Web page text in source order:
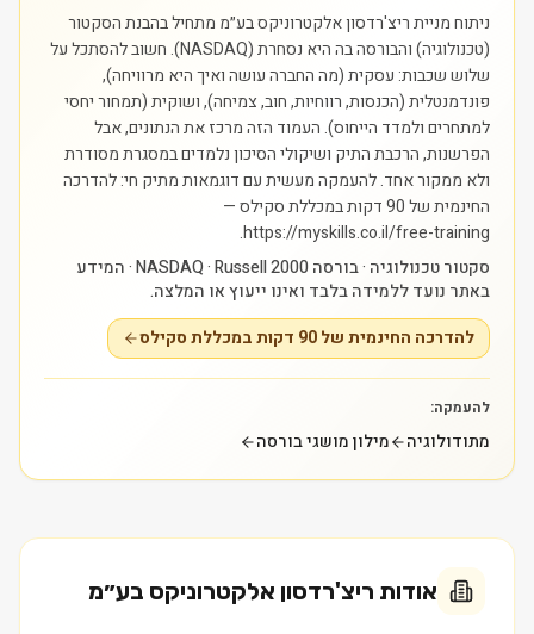
ניתוח מניית ריצ'רדסון אלקטרוניקס בע״מ מתחיל בהבנת הסקטור
(טכנולוגיה) והבורסה בה היא נסחרת (NASDAQ). חשוב להסתכל על
שלוש שכבות: עסקית (מה החברה עושה ואיך היא מרוויחה),
פונדמנטלית (הכנסות, רווחיות, חוב, צמיחה), ושוקית (תמחור יחסי
למתחרים ולמדד הייחוס). העמוד הזה מרכז את הנתונים, אבל
הפרשנות, הרכבת התיק ושיקולי הסיכון נלמדים במסגרת מסודרת
ולא ממקור אחד.להעמקה מעשית עם דוגמאות מתיק חי: להדרכה
החינמית של 90 דקות במכללת סקילס —
https://myskills.co.il/free-training.
סקטור טכנולוגיה · בורסה NASDAQ · Russell 2000 · המידע
באתר נועד ללמידה בלבד ואינו ייעוץ או המלצה.
להדרכה החינמית של 90 דקות במכללת סקילס
להעמקה:
מתודולוגיה מילון מושגי בורסה
אודות ריצ'רדסון אלקטרוניקס בע״מ